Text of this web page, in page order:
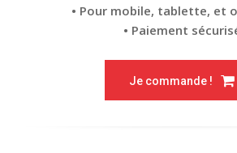
• Pour mobile, tablette, et
• Paiement
Je commande !